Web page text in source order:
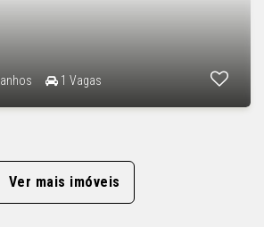
1 Vagas
Ver mais imóveis